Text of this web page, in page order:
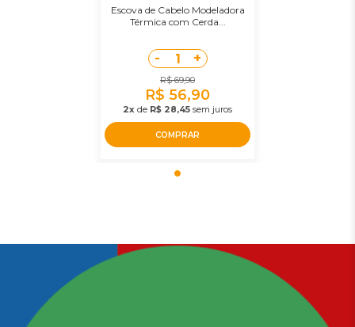
Escova de Cabelo Modeladora
Térmica com Cerda...
- 1 +
R$ 69,90
R$ 56,90
2x de R$ 28,45 sem juros
COMPRAR